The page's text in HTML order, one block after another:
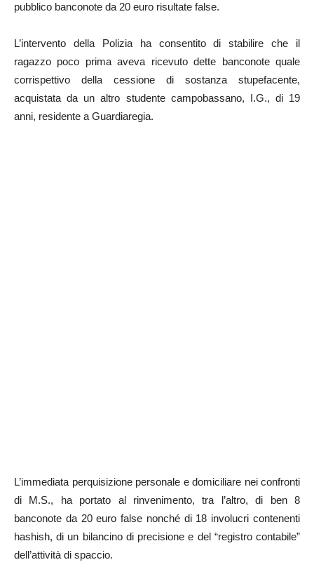
pubblico banconote da 20 euro risultate false.
L’intervento della Polizia ha consentito di stabilire che il
ragazzo poco prima aveva ricevuto dette banconote quale
corrispettivo della cessione di sostanza stupefacente,
acquistata da un altro studente campobassano, I.G., di 19
anni, residente a Guardiaregia.
L’immediata perquisizione personale e domiciliare nei confronti
di M.S., ha portato al rinvenimento, tra l’altro, di ben 8
banconote da 20 euro false nonché di 18 involucri contenenti
hashish, di un bilancino di precisione e del “registro contabile”
dell’attività di spaccio.